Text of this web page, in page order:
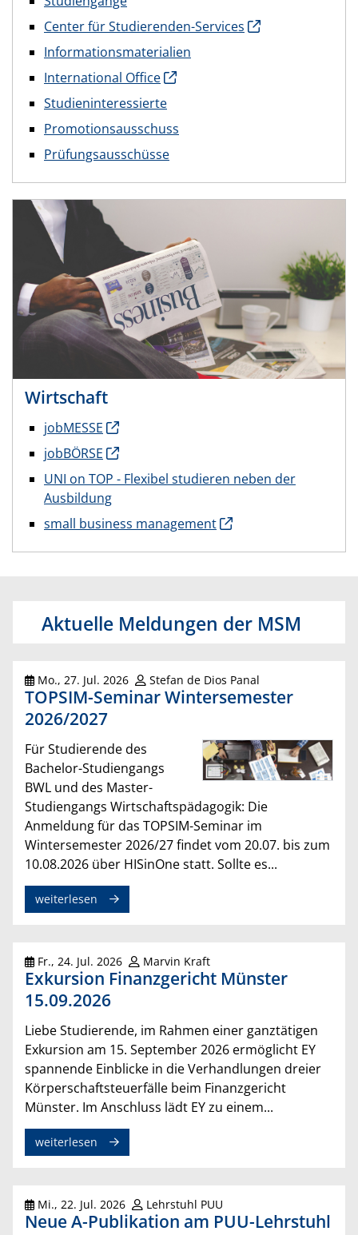
Center für Studierenden-Services
Informationsmaterialien
International Office
Studieninteressierte
Promotionsausschuss
Prüfungsausschüsse
Wirtschaft
jobMESSE
jobBÖRSE
UNI on TOP - Flexibel studieren neben der
Ausbildung
small business management
Aktuelle Meldungen der MSM
Mo., 27. Jul. 2026 Stefan de Dios Panal
TOPSIM-Seminar Wintersemester
2026/2027
Für Studierende des
Bachelor-Studiengangs
BWL und des Master-
Studiengangs Wirtschaftspädagogik: Die
Anmeldung für das TOPSIM-Seminar im
Wintersemester 2026/27 findet vom 20.07. bis zum
10.08.2026 über HISinOne statt. Sollte es...
weiterlesen
Fr., 24. Jul. 2026 Marvin Kraft
Exkursion Finanzgericht Münster
15.09.2026
Liebe Studierende, im Rahmen einer ganztätigen
Exkursion am 15. September 2026 ermöglicht EY
spannende Einblicke in die Verhandlungen dreier
Körperschaftsteuerfälle beim Finanzgericht
Münster. Im Anschluss lädt EY zu einem...
weiterlesen
Mi., 22. Jul. 2026 Lehrstuhl PUU
Neue A-Publikation am PUU-Lehrstuhl